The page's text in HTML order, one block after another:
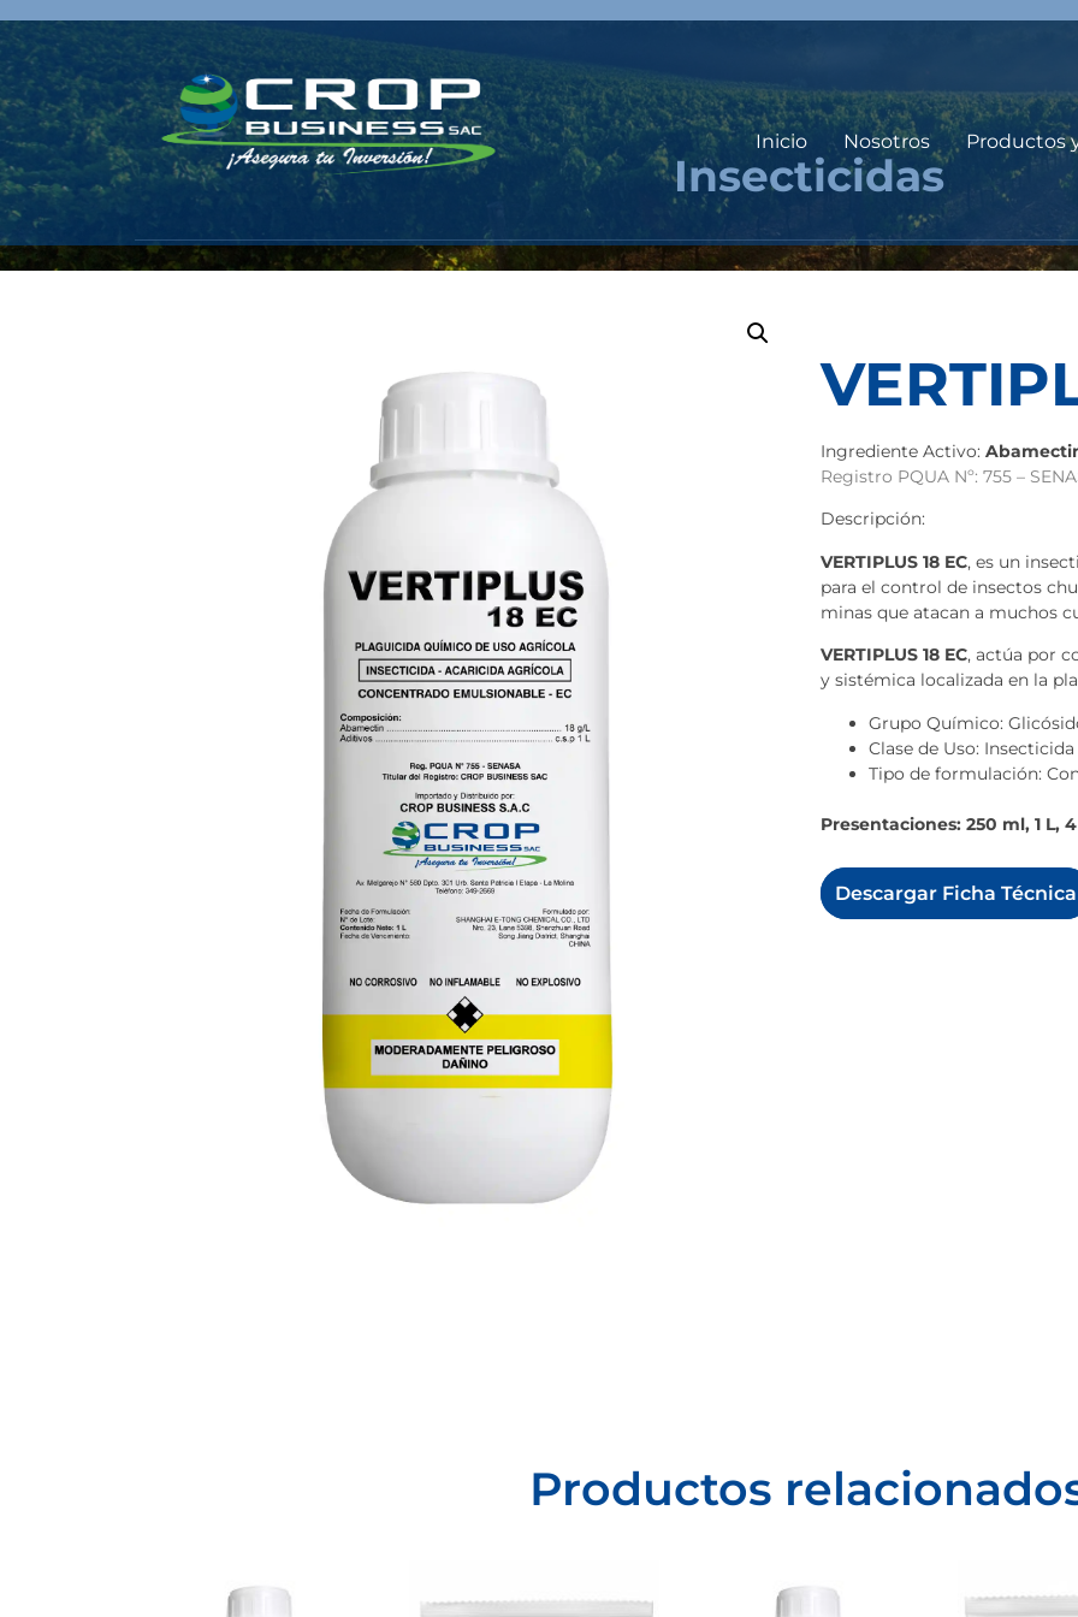
Inicio Nosotros Productos
Insecticidas
Ingrediente Activo:
Registro PQUA Nº: 755 –
Descripción:
VERTIPLUS 18 EC, es un
para el control de insectos
minas que atacan a muchos
VERTIPLUS 18 EC, actúa por
y sistémica localizada en la
Grupo Químico:
Clase de Uso:
Tipo de formulación:
Presentaciones: 250 ml, 1 L,
Descargar Ficha Técnica
Productos